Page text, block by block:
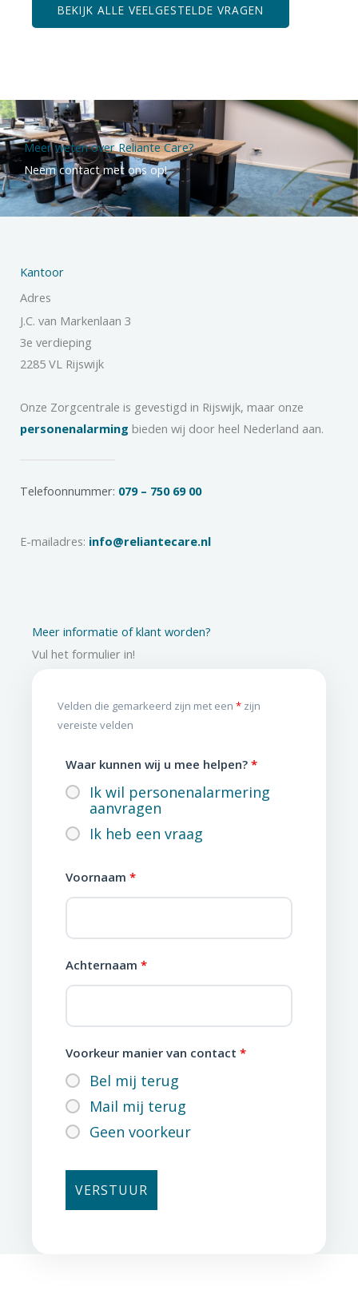
BEKIJK ALLE VEELGESTELDE VRAGEN
Meer weten over Reliante Care?
Neem contact met ons op!
Kantoor
Adres
J.C. van Markenlaan 3
3e verdieping
2285 VL Rijswijk
Onze Zorgcentrale is gevestigd in Rijswijk, maar onze
personenalarming bieden wij door heel Nederland aan.
Telefoonnummer: 079 – 750 69 00
E-mailadres: info@reliantecare.nl
Meer informatie of klant worden?
Vul het formulier in!
Velden die gemarkeerd zijn met een * zijn
vereiste velden
Waar kunnen wij u mee helpen? *
Ik wil personenalarmering
aanvragen
Ik heb een vraag
Voornaam *
Achternaam *
Voorkeur manier van contact *
Bel mij terug
Mail mij terug
Geen voorkeur